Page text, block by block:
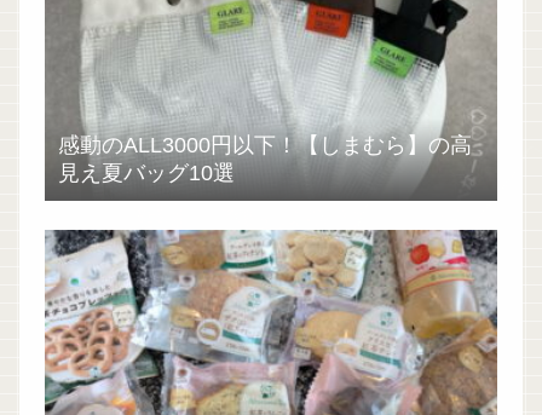
感動のALL3000円以下！【しまむら】の高
見え夏バッグ10選